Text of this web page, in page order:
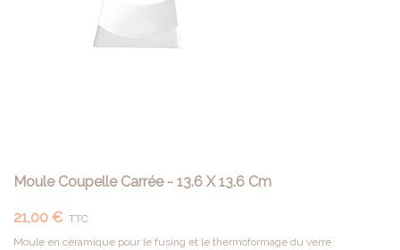
Moule Coupelle Carrée - 13.6 X 13.6 Cm
21,00 € TTC
Moule en céramique pour le fusing et le thermoformage du verre